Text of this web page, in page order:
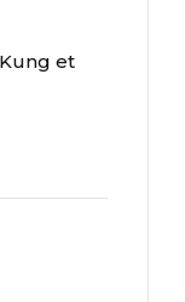
et